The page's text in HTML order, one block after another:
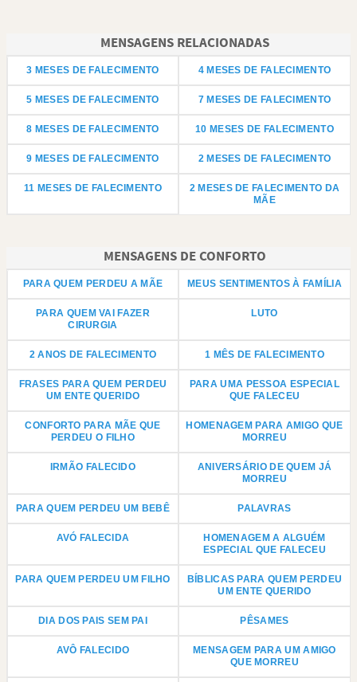
MENSAGENS RELACIONADAS
3 MESES DE FALECIMENTO 4 MESES DE FALECIMENTO
5 MESES DE FALECIMENTO 7 MESES DE FALECIMENTO
8 MESES DE FALECIMENTO 10 MESES DE FALECIMENTO
9 MESES DE FALECIMENTO 2 MESES DE FALECIMENTO
11 MESES DE FALECIMENTO
2 MESES DE FALECIMENTO DA
MÃE
MENSAGENS DE CONFORTO
PARA QUEM PERDEU A MÃE MEUS SENTIMENTOS À FAMÍLIA
PARA QUEM VAI FAZER
CIRURGIA
LUTO
2 ANOS DE FALECIMENTO 1 MÊS DE FALECIMENTO
FRASES PARA QUEM PERDEU
UM ENTE QUERIDO
PARA UMA PESSOA ESPECIAL
QUE FALECEU
CONFORTO PARA MÃE QUE
PERDEU O FILHO
HOMENAGEM PARA AMIGO QUE
MORREU
IRMÃO FALECIDO
ANIVERSÁRIO DE QUEM JÁ
MORREU
PARA QUEM PERDEU UM BEBÊ PALAVRAS
AVÓ FALECIDA
HOMENAGEM A ALGUÉM
ESPECIAL QUE FALECEU
PARA QUEM PERDEU UM FILHO
BÍBLICAS PARA QUEM PERDEU
UM ENTE QUERIDO
DIA DOS PAIS SEM PAI PÊSAMES
AVÔ FALECIDO
MENSAGEM PARA UM AMIGO
QUE MORREU